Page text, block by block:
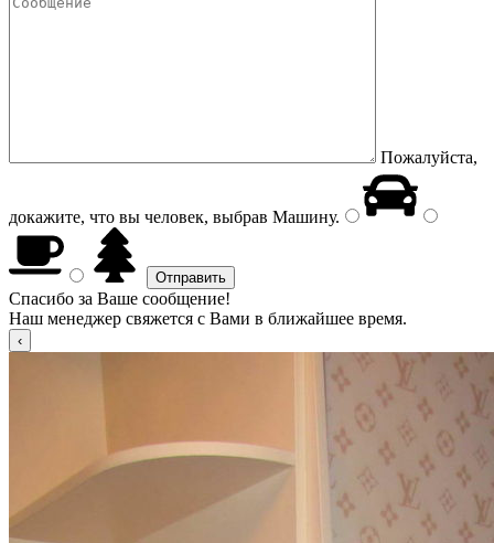
Пожалуйста,
докажите, что вы человек, выбрав Машину.
Спасибо за Ваше сообщение!
Наш менеджер свяжется с Вами в ближайшее время.